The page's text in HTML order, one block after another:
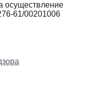
осуществление
61/00201006